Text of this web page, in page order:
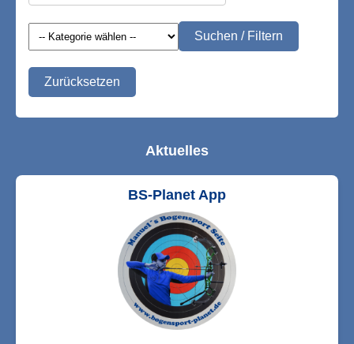
Suchen / Filtern
Zurücksetzen
Aktuelles
BS-Planet App